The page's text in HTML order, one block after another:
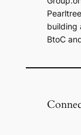
building
BtoC